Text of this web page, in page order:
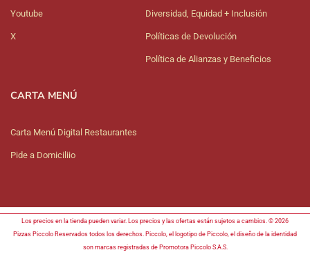
Youtube
X
Diversidad, Equidad + Inclusión
Políticas de Devolución
Política de Alianzas y Beneficios
CARTA MENÚ
Carta Menú Digital Restaurantes
Pide a Domiciliio
Los precios en la tienda pueden variar. Los precios y las ofertas están sujetos a cambios. © 2026
Pizzas Piccolo Reservados todos los derechos. Piccolo, el logotipo de Piccolo, el diseño de la identidad
son marcas registradas de Promotora Piccolo S.A.S.